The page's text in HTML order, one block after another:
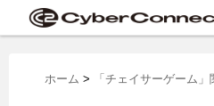
ホーム > 「チェイサーゲーム」